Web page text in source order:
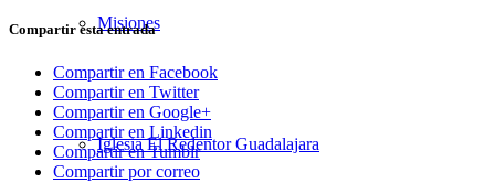
Misiones
Iglesia El Redentor Guadalajara
Compartir esta entrada
Compartir en Facebook
Compartir en Twitter
Compartir en Google+
Compartir en Linkedin
Compartir en Tumblr
Compartir por correo